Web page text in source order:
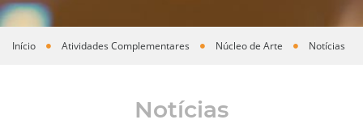
Você está aqui
Início Atividades Complementares Núcleo de Arte Notícias
Notícias